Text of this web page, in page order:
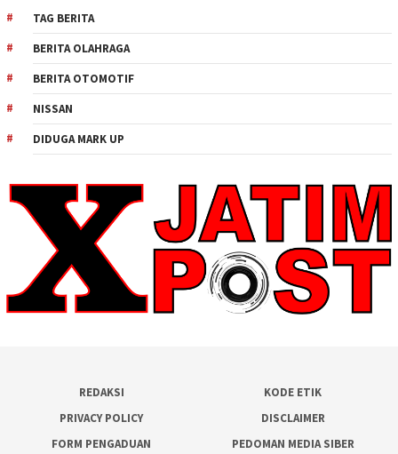
TAG BERITA
BERITA OLAHRAGA
BERITA OTOMOTIF
NISSAN
DIDUGA MARK UP
REDAKSI
KODE ETIK
PRIVACY POLICY
DISCLAIMER
FORM PENGADUAN
PEDOMAN MEDIA SIBER